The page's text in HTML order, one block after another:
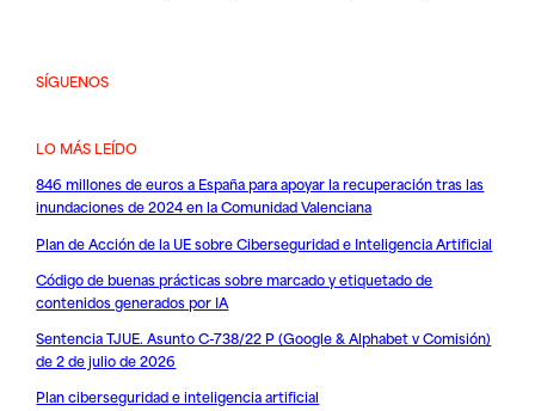
SÍGUENOS
LO MÁS LEÍDO
846 millones de euros a España para apoyar la recuperación tras las
inundaciones de 2024 en la Comunidad Valenciana
Plan de Acción de la UE sobre Ciberseguridad e Inteligencia Artificial
Código de buenas prácticas sobre marcado y etiquetado de
contenidos generados por IA
Sentencia TJUE. Asunto C-738/22 P (Google & Alphabet v Comisión)
de 2 de julio de 2026
Plan ciberseguridad e inteligencia artificial